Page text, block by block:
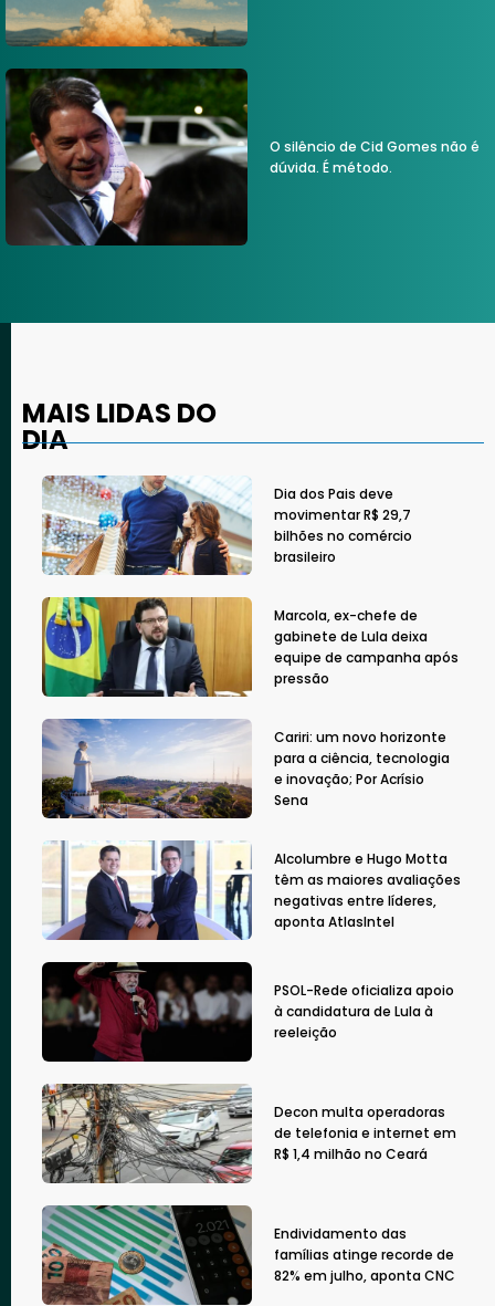
O silêncio de Cid Gomes não é
dúvida. É método.
MAIS LIDAS DO
DIA
Dia dos Pais deve
movimentar R$ 29,7
bilhões no comércio
brasileiro
Marcola, ex-chefe de
gabinete de Lula deixa
equipe de campanha após
pressão
Cariri: um novo horizonte
para a ciência, tecnologia
e inovação; Por Acrísio
Sena
Alcolumbre e Hugo Motta
têm as maiores avaliações
negativas entre líderes,
aponta AtlasIntel
PSOL-Rede oficializa apoio
à candidatura de Lula à
reeleição
Decon multa operadoras
de telefonia e internet em
R$ 1,4 milhão no Ceará
Endividamento das
famílias atinge recorde de
82% em julho, aponta CNC